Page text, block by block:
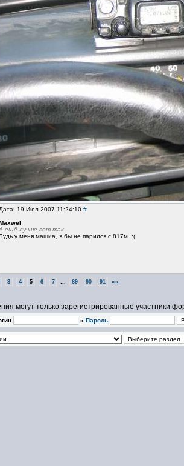
Дата: 19 Июл 2007 11:24:10 #
ещё лучше вот так
у меня машиа, я бы не парился с 817м. :(
3 4 5 6 7 89 90 91 »»
могут только зарегистрированные участники
» Пароль